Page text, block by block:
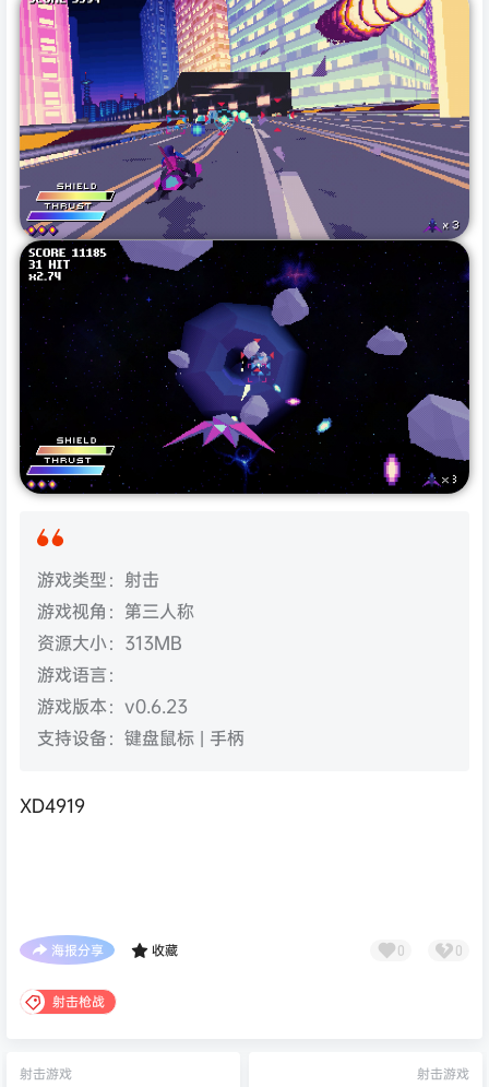
游戏类型：射击
游戏视角：第三人称
资源大小：313MB
游戏语言：
游戏版本：v0.6.23
支持设备：键盘鼠标 | 手柄
XD4919
海报分享 收藏 0 0
射击枪战
射击游戏 射击游戏